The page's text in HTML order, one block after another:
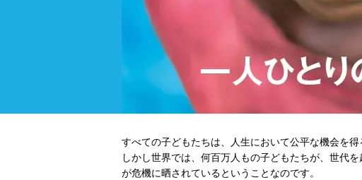
すべての子どもたちは、人生において公平な機会を得
しかし世界では、何百万人もの子どもたちが、世代
が危機に晒されているということなのです。